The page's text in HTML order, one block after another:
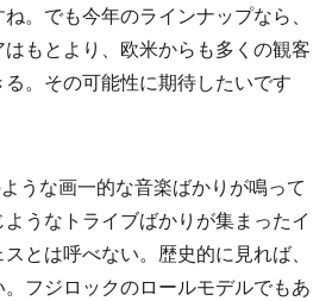
。でも今年のラインナップなら、
もとより、欧米からも多くの観客
。その可能性に期待したいです
うな画一的な音楽ばかりが鳴って
うなトライブばかりが集まったイ
とは呼べない。歴史的に見れば、
フジロックのロールモデルでもあ